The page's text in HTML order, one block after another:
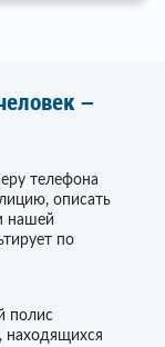
–
телефона
описать
нашей
по
полис
находящихся